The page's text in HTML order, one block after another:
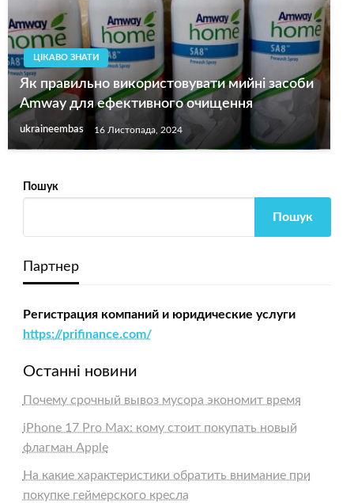
ЦІКАВО ЗНАТИ
Як правильно використовувати мийні засоби
Amway для ефективного очищення
ukraineembas 16 Листопада, 2024
Пошук
Пошук
Партнер
Регистрация компаний и юридические услуги
https://prifinance.com/
Останні новини
Почему срочный вывоз мусора экономит время
iPhone 17 Pro Max: кому стоит покупать новый
флагман Apple
На какие характеристики обратить внимание при
покупке геймерского кресла